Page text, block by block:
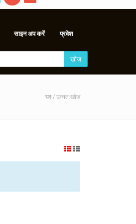
साइन अप करें प्रवेश
खोज
घर/ उन्नत खोज